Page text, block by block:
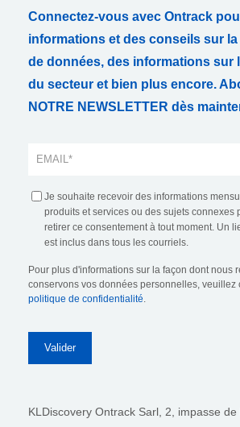
Connectez-vous avec Ontrack
informations et des conseils sur
de données, des informations sur
du secteur et bien plus encore.
NOTRE NEWSLETTER dès
Je souhaite recevoir des informations
produits et services ou des sujets connexes
retirer ce consentement à tout moment. Un
est inclus dans tous les courriels.
Pour plus d'informations sur la façon dont nous
conservons vos données personnelles, veuillez
politique de confidentialité
KLDiscovery Ontrack Sarl, 2, impasse de